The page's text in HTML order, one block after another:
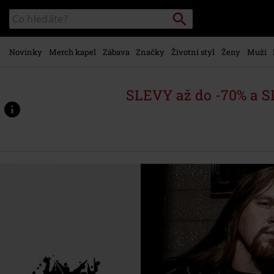
hlavnímu
obsahu
Katalog
vyhledávání
Vyhledávání
Novinky Merch kapel Zábava Značky Životní styl Ženy Muži
SLEVY až do -70% a